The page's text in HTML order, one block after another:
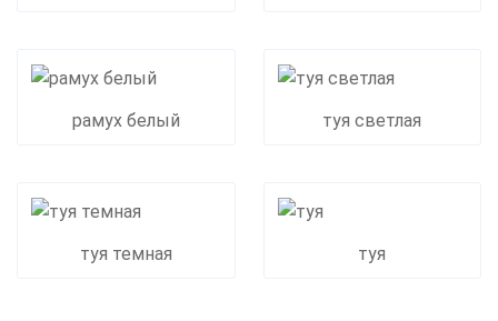
рамух белый туя светлая
туя темная туя